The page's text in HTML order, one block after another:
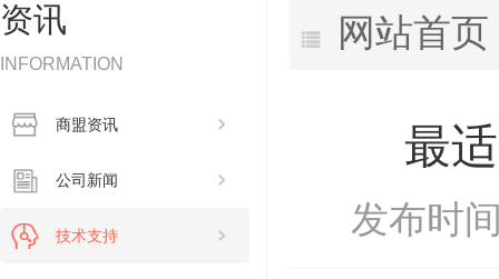
资讯
INFORMATION
商盟资讯
公司新闻
技术支持
网站首页
最
发布时